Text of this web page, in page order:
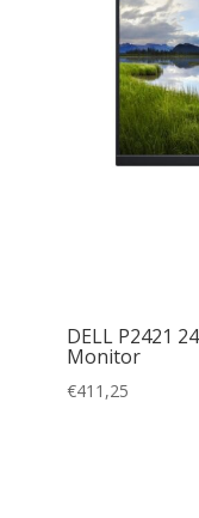
DELL P2421
Monitor
€411,25